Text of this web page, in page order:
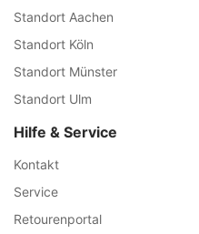
Standort Aachen
Standort Köln
Standort Münster
Standort Ulm
Hilfe & Service
Kontakt
Service
Retourenportal